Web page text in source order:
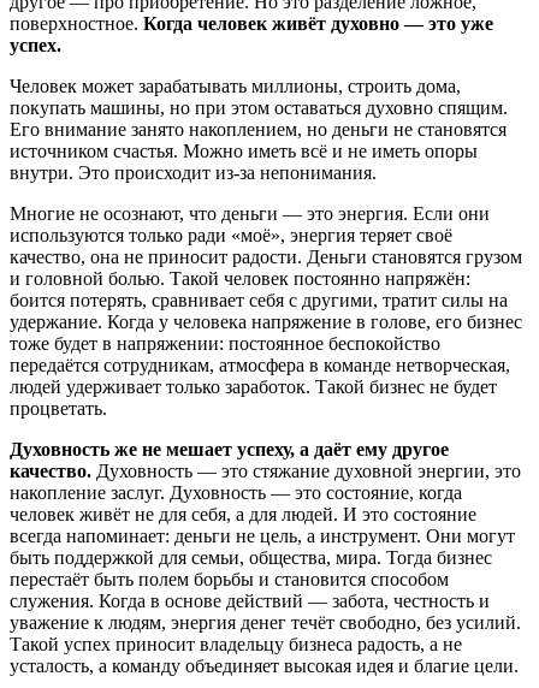
поверхностное. Когда человек живёт духовно — это уже
успех.
Человек может зарабатывать миллионы, строить дома,
покупать машины, но при этом оставаться духовно спящим.
Его внимание занято накоплением, но деньги не становятся
источником счастья. Можно иметь всё и не иметь опоры
внутри. Это происходит из-за непонимания.
Многие не осознают, что деньги — это энергия. Если они
используются только ради «моё», энергия теряет своё
качество, она не приносит радости. Деньги становятся грузом
и головной болью. Такой человек постоянно напряжён:
боится потерять, сравнивает себя с другими, тратит силы на
удержание. Когда у человека напряжение в голове, его бизнес
тоже будет в напряжении: постоянное беспокойство
передаётся сотрудникам, атмосфера в команде нетворческая,
людей удерживает только заработок. Такой бизнес не будет
процветать.
Духовность же не мешает успеху, а даёт ему другое
качество. Духовность — это стяжание духовной энергии, это
накопление заслуг. Духовность — это состояние, когда
человек живёт не для себя, а для людей. И это состояние
всегда напоминает: деньги не цель, а инструмент. Они могут
быть поддержкой для семьи, общества, мира. Тогда бизнес
перестаёт быть полем борьбы и становится способом
служения. Когда в основе действий — забота, честность и
уважение к людям, энергия денег течёт свободно, без усилий.
Такой успех приносит владельцу бизнеса радость, а не
усталость, а команду объединяет высокая идея и благие цели.